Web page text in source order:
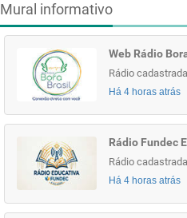
Mural informativo
Web Rádio
Rádio
Há 4 horas atrás
Rádio Fundec
Rádio
Há 4 horas atrás